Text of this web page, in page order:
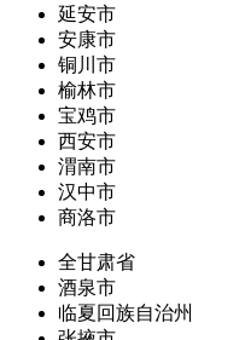
延安市
安康市
铜川市
榆林市
宝鸡市
西安市
渭南市
汉中市
商洛市
全甘肃省
酒泉市
临夏回族自治州